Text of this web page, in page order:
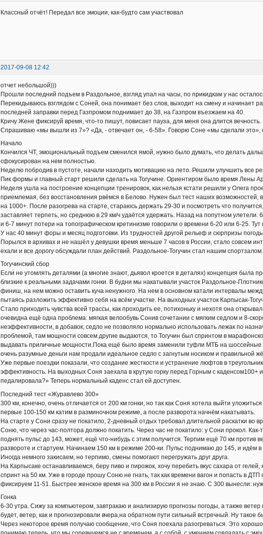
Классный отчёт! Передал все эмоции, как-будто сам участвовал
2017-09-08 12:42
отчет небольшой)))
Прошли последний подъем в Раздольное, взгляд упал на часы, по прикидкам у нас
Перекидываюсь взглядом с Соней, она понимает без слов, выходит на смену и начинает
последней заправки перед Газпромом поднимает до 38, на Газпром въезжаем на 40.
Кричу Жене фиксируй время, что-то пишут, повисает пауза, для меня она длится вечность.
Спрашиваю «мы вышли из 7»? «Да, - отвечает он, - 6-58». Говорю Соне «мы сделали это»,
Начало
Кончился ЧТ, эмоциональный подъем сменился ямой, нужно было думать, что делать
сфокусирован на нем полностью.
Неделю побродив в пустоте, начали находить мотивацию на лето. Решили улучшить все
Пик формы и главный старт решили сделать на Тогучине. Ориентиром было время Лены
Неделя ушла на построение концепции тренировок, как нельзя кстати решили у Олега
приемлемая, без восстановления рвёмся в Белово. Нужен был тест наших возможностей,
на 1000+. После разогрева на старте, стараюсь держать 29-30 и посмотреть что
заставляет терпеть, но среднюю в 29 км/ч удаётся удержать. Назад на попутном
и 6-7 минут потери на топографическом кретинизме говорили о времени 6-20 или 6-25. Тут
У нас 40 минут форы и месяц подготовки. Из трудностей другой рельеф и сюрпризы
Порылся в архивах и не нашёл у девушки время меньше 7 часов в России, стало совсем
ехали и все дорогу обсуждали план действий. Раздольное-Тогучин стал нашим спортзалом.
Тогучинский сбор
Если не утомлять деталями (а многие знают, дьявол кроется в деталях) концепция была
близкие к реальными задачами гонки. В будни мы накатывали участок Раздольное-
финиш, на нем можно оставить куча ненужного. На нем в основном катали интервалы
пытаясь разложить эффективно себя на всём участке. На выходных участок Карпысак-
Стало приходить чувства всей трассы, как проходить ее, потихоньку и нехотя она
очевидна ещё одна проблема: мягкая велообувь Сонив сочетании с мягким седлом и 8-
неэффективности, в добавок, седло не позволяло нормально использовать лежак по
проблемой, там мощности совсем другие выдаются, то Тогучин был спринтом в
выдавать приличные мощности.Пока ещё было время заменили туфли МТБ на шоссейные
очень разумные деньги нам продали идеальное седло с загнутым носиком и правильной
Уже первые поездки показали, что создание жесткости и устранение люфтов в
эффективность. На выходных Соня заехала в крутую горку перед Горным с каденсом100+
педалировала?» Теперь нормальный каденс стал ей доступен.
Последний тест «Журавлево 300»
300 км, конечно, очень отличается от 200 км гонки, но так как Соня хотела выйти
первые 100-150 км катим в разминочном режиме, а после разворота начнём накатывать.
На старте у Сони сразу не покатило, 2-дневный отдых требовал длительной раскатки во
Соню, что через час-полтора должно покатить. Через час не покатило: у Сони прокол.
поднять пульс до 143, может, ещё что-нибудь с этим получится. Терпим ещё 70 км против
развороте и стартуем. Начинаем 150 км в режиме 200-ки. Пульс поднимаю до 145, и идём в
Иногда немного закисаем, но терпимо, смены помогают перегружать друг друга.
На Карпысаке останавливаемся, беру пиво и пирожок, хочу перебить вкус сахара от
спринт на 50 км. Уже в городе прошу Соню не гнать, так как времени вагон и попасть в
фиксируем 11-51. Быстрее женское время на 300 км в России я не знаю. С 300 вынесли:
Гонка
6-30 утра. Сижу за компьютером, завтракаю и анализирую прогнозы погоды, а также
будет, ветер, как и прогнозировали вчера,на обратном пути сильный встречный. Ну такое
Через некоторое время получаю сообщение, что Соня поехала разогреваться. Это